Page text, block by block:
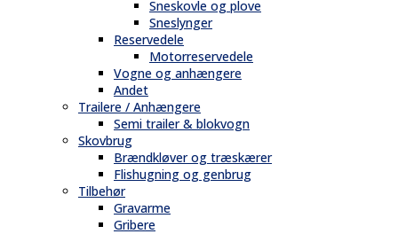
Sneskovle og plove
Sneslynger
Reservedele
Motorreservedele
Vogne og anhængere
Andet
Trailere / Anhængere
Semi trailer & blokvogn
Skovbrug
Brændkløver og træskærer
Flishugning og genbrug
Tilbehør
Gravarme
Gribere